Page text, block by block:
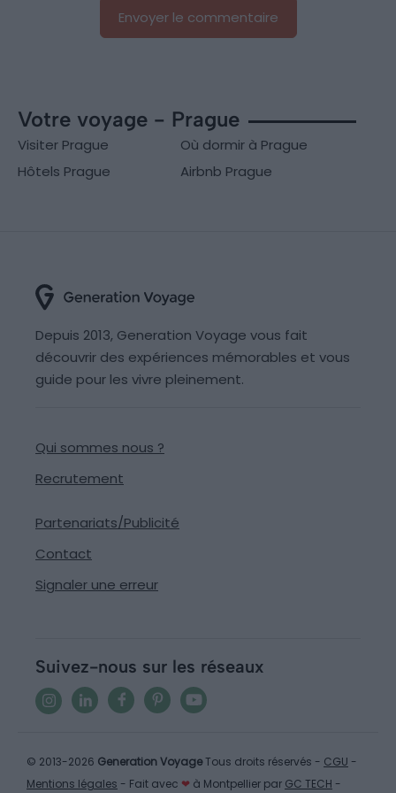
Votre voyage - Prague
Visiter Prague
Où dormir à Prague
Hôtels Prague
Airbnb Prague
Depuis 2013, Generation Voyage vous fait
découvrir des expériences mémorables et vous
guide pour les vivre pleinement.
Qui sommes nous ?
Recrutement
Partenariats/Publicité
Contact
Signaler une erreur
Suivez-nous sur les réseaux
© 2013-2026 Generation VoyageTous droits réservés - CGU -
Mentions légales - Fait avec ❤ à Montpellier par GC TECH -